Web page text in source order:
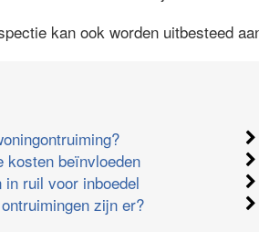
kan ook worden uitbesteed
kosten beïnvloeden
in ruil voor inboedel
zijn er?